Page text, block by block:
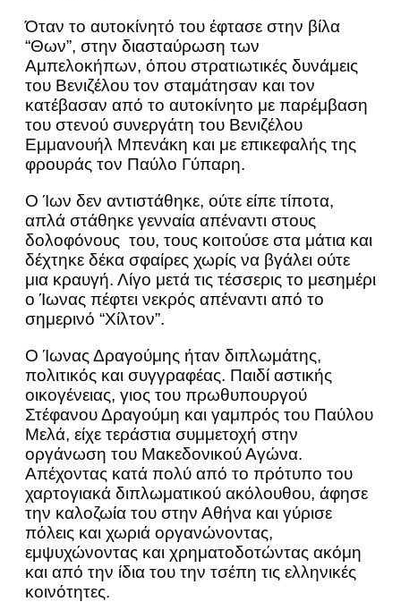
Όταν το αυτοκίνητό του έφτασε στην βίλα
“Θων”, στην διασταύρωση των
Αμπελοκήπων, όπου στρατιωτικές δυνάμεις
του Βενιζέλου τον σταμάτησαν και τον
κατέβασαν από το αυτοκίνητο με παρέμβαση
του στενού συνεργάτη του Βενιζέλου
Εμμανουήλ Μπενάκη και με επικεφαλής της
φρουράς τον Παύλο Γύπαρη.
Ο Ίων δεν αντιστάθηκε, ούτε είπε τίποτα,
απλά στάθηκε γενναία απέναντι στους
δολοφόνους του, τους κοιτούσε στα μάτια και
δέχτηκε δέκα σφαίρες χωρίς να βγάλει ούτε
μια κραυγή. Λίγο μετά τις τέσσερις το μεσημέρι
ο Ίωνας πέφτει νεκρός απέναντι από το
σημερινό “Χίλτον”.
Ο Ίωνας Δραγούμης ήταν διπλωμάτης,
πολιτικός και συγγραφέας. Παιδί αστικής
οικογένειας, γιος του πρωθυπουργού
Στέφανου Δραγούμη και γαμπρός του Παύλου
Μελά, είχε τεράστια συμμετοχή στην
οργάνωση του Μακεδονικού Αγώνα.
Απέχοντας κατά πολύ από το πρότυπο του
χαρτογιακά διπλωματικού ακόλουθου, άφησε
την καλοζωία του στην Αθήνα και γύρισε
πόλεις και χωριά οργανώνοντας,
εμψυχώνοντας και χρηματοδοτώντας ακόμη
και από την ίδια του την τσέπη τις ελληνικές
κοινότητες.